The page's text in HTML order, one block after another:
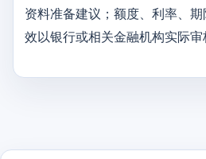
资料准备建议；额度、利率、
效以银行或相关金融机构实际审